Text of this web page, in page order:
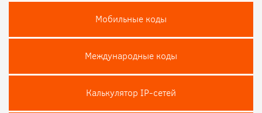
Мобильные коды
Международные коды
Калькулятор IP-сетей